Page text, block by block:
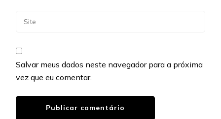
Salvar meus dados neste navegador para a próxima
vez que eu comentar.